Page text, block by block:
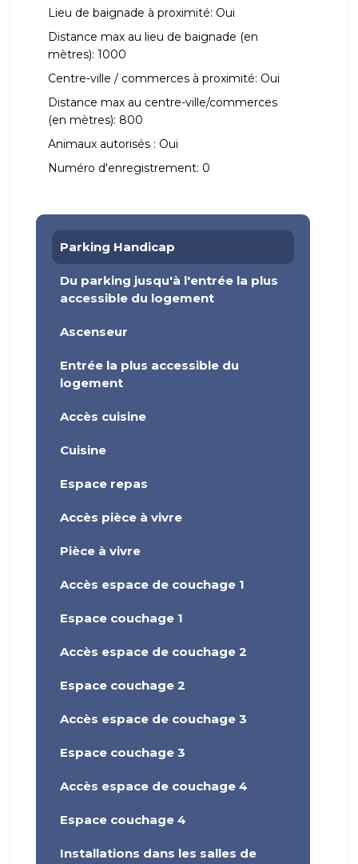
Lieu de baignade à proximité: Oui
Distance max au lieu de baignade (en
mètres): 1000
Centre-ville / commerces à proximité: Oui
Distance max au centre-ville/commerces
(en mètres): 800
Animaux autorisés : Oui
Numéro d'enregistrement: 0
Parking Handicap
Du parking jusqu'à l'entrée la plus
accessible du logement
Ascenseur
Entrée la plus accessible du
logement
Accès cuisine
Cuisine
Espace repas
Accès pièce à vivre
Pièce à vivre
Accès espace de couchage 1
Espace couchage 1
Accès espace de couchage 2
Espace couchage 2
Accès espace de couchage 3
Espace couchage 3
Accès espace de couchage 4
Espace couchage 4
Installations dans les salles de